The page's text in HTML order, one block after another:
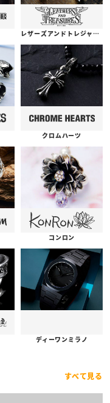
レザーズアンドトレジャーズ
クロムハーツ
コンロン
ディーワンミラノ
すべて見る